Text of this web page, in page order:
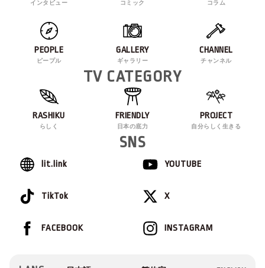
インタビュー コミック コラム
PEOPLE
ピープル
GALLERY
ギャラリー
CHANNEL
チャンネル
TV CATEGORY
RASHIKU
らしく
FRIENDLY
日本の底力
PROJECT
自分らしく生きる
SNS
lit.link YOUTUBE
TikTok X
INSTAGRAM
FACEBOOK